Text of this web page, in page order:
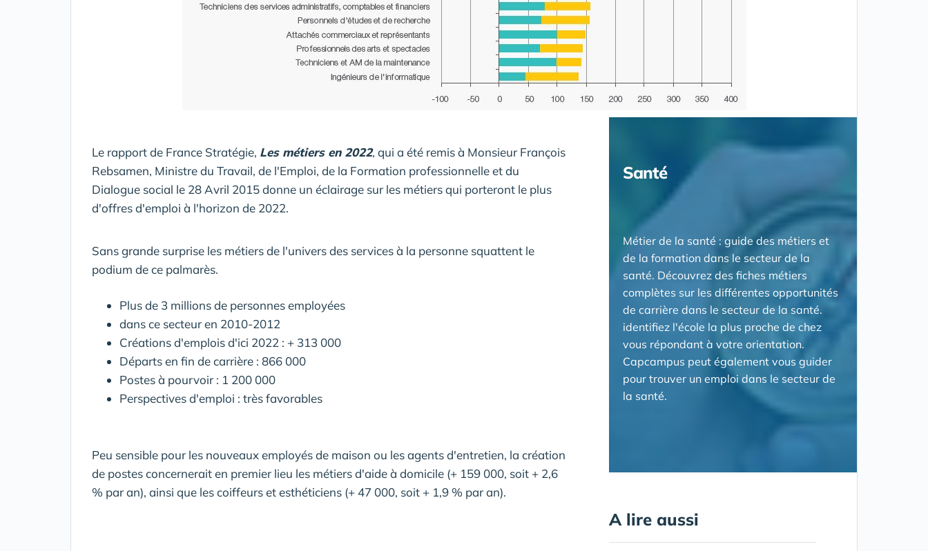
Le rapport de France Stratégie, Les métiers en 2022, qui a été remis à Monsieur François
Rebsamen, Ministre du Travail, de l'Emploi, de la Formation professionnelle et du
Dialogue social le 28 Avril 2015 donne un éclairage sur les métiers qui porteront le plus
d'offres d'emploi à l'horizon de 2022.
Sans grande surprise les métiers de l'univers des services à la personne squattent le
podium de ce palmarès.
Plus de 3 millions de personnes employées
dans ce secteur en 2010-2012
Créations d'emplois d'ici 2022 : + 313 000
Départs en fin de carrière : 866 000
Postes à pourvoir : 1 200 000
Perspectives d'emploi : très favorables
Peu sensible pour les nouveaux employés de maison ou les agents d'entretien, la création
de postes concernerait en premier lieu les métiers d'aide à domicile (+ 159 000, soit + 2,6
% par an), ainsi que les coiffeurs et esthéticiens (+ 47 000, soit + 1,9 % par an).
Santé
Métier de la santé : guide des métiers et
de la formation dans le secteur de la
santé. Découvrez des fiches métiers
complètes sur les différentes opportunités
de carrière dans le secteur de la santé.
identifiez l'école la plus proche de chez
vous répondant à votre orientation.
Capcampus peut également vous guider
pour trouver un emploi dans le secteur de
la santé.
A lire aussi